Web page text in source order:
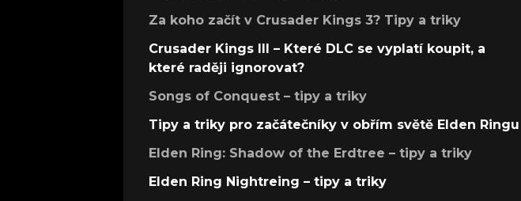
Za koho začít v Crusader Kings 3? Tipy a triky
Crusader Kings III – Které DLC se vyplatí koupit, a
které raději ignorovat?
Songs of Conquest – tipy a triky
Tipy a triky pro začátečníky v obřím světě Elden Ringu
Elden Ring: Shadow of the Erdtree – tipy a triky
Elden Ring Nightreing – tipy a triky